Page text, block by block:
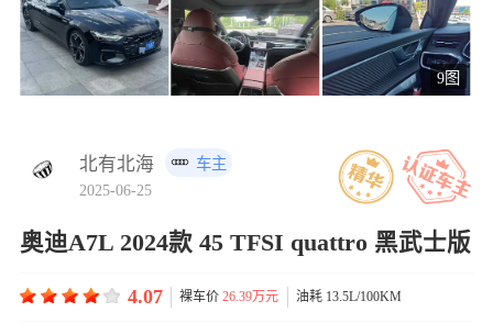
9图
北有北海
车主
2025-06-25
奥迪A7L 2024款 45 TFSI quattro 黑武士版
4.07 裸车价26.39万元 油耗 13.5L/100KM